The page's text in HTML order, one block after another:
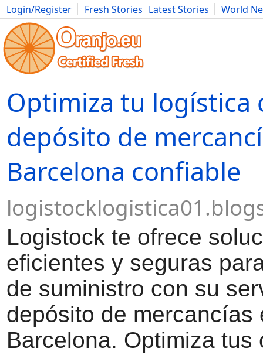
Login/Register Fresh Stories Latest Stories
World
Movies Anime Music Art Cars Advice Science
Optimiza tu logística
depósito de
Barcelona confiable
Logistock te ofrece
eficientes y seguras
de suministro con su
depósito de mercancías
Barcelona. Optimiza tus